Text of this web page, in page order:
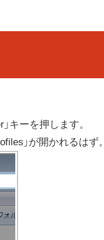
」キーを押します。
」が開かれるはず。